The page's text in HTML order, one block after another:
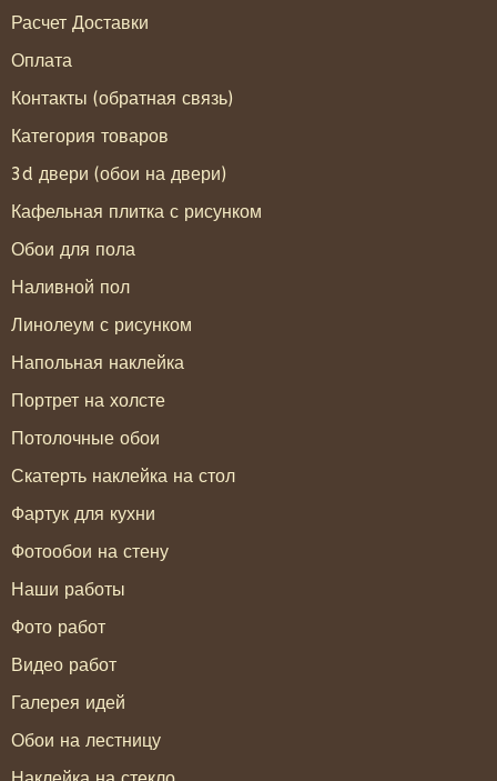
Расчет Доставки
Оплата
Контакты (обратная связь)
Категория товаров
3d двери (обои на двери)
Кафельная плитка с рисунком
Обои для пола
Наливной пол
Линолеум с рисунком
Напольная наклейка
Портрет на холсте
Потолочные обои
Скатерть наклейка на стол
Фартук для кухни
Фотообои на стену
Наши работы
Фото работ
Видео работ
Галерея идей
Обои на лестницу